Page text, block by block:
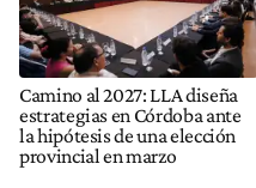
Camino al 2027: LLA diseña
estrategias en Córdoba ante
la hipótesis de una elección
provincial en marzo